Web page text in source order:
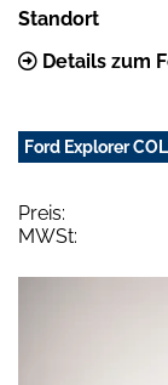
Standort
Details zum
Ford Explorer
Preis:
MWSt: